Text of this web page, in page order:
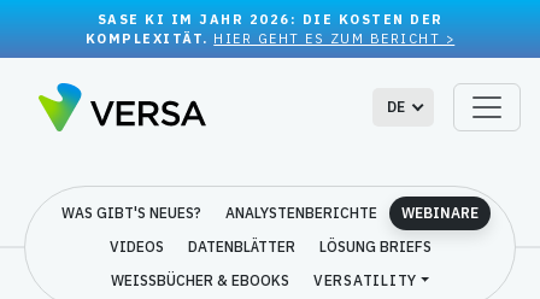
SASE KI IM JAHR 2026: DIE KOSTEN DER
KOMPLEXITÄT. HIER GEHT ES ZUM BERICHT >
DE
WAS GIBT'S NEUES? ANALYSTENBERICHTE
WEBINARE
VIDEOS
DATENBLÄTTER
LÖSUNG BRIEFS
WEISSBÜCHER & EBOOKS
VERSATILITY